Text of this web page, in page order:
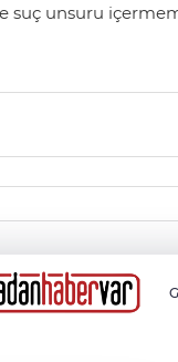
unsuru